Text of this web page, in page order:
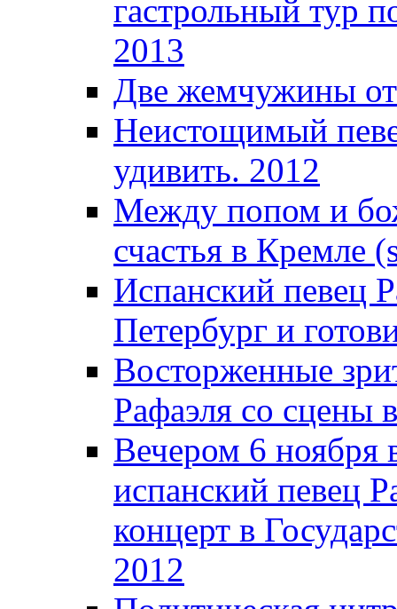
гастрольный тур
2013
Две жемчужины
Неистощимый
удивить. 2012
Между попом и
счастья в Кремле
Испанский певец
Петербург и
Восторженные
Рафаэля со сцены
Вечером 6
испанский певец
концерт в
2012